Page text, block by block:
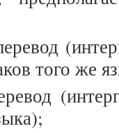
того же